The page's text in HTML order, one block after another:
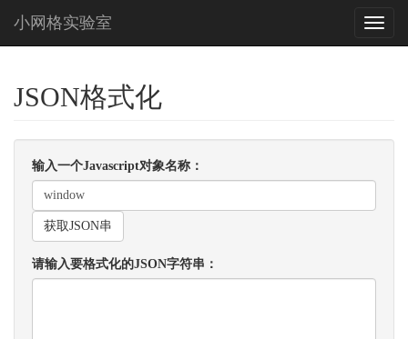
小网格实验室
JSON格式化
输入一个Javascript对象名称：
获取JSON串
请输入要格式化的JSON字符串：